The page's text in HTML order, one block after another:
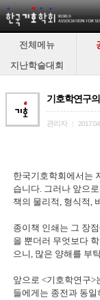
전체메뉴
지난학술대회
기호학연구
관리자
한국기호학회에서는
습니다. 그러나 앞으
책의 물리적, 형식적,
종이책 인쇄는 그 장
을 뿐더러 무엇보다
으니, 많은 양해를 부
앞으로 <기호학연구>
들에게는 종전과 동